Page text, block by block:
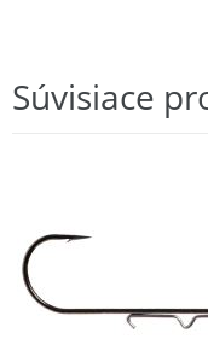
Súvisiace